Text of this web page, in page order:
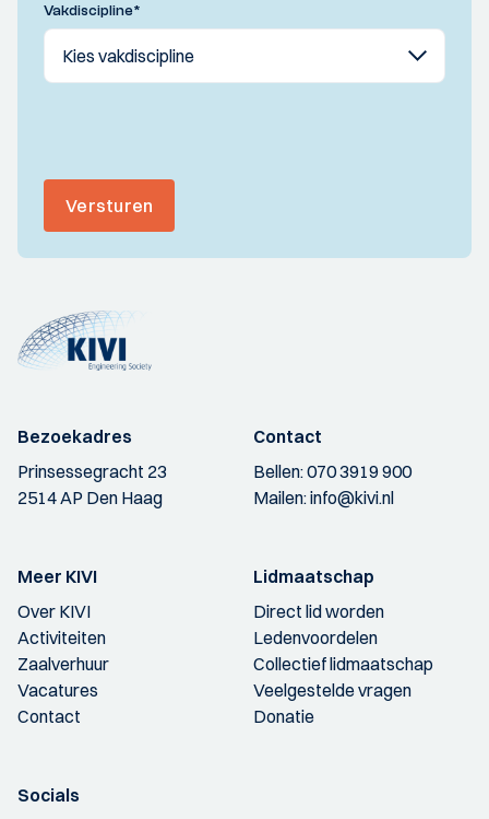
Vakdiscipline*
Versturen
Bezoekadres
Prinsessegracht 23
2514 AP Den Haag
Contact
Bellen:070 3919 900
Mailen:info@kivi.nl
Meer KIVI
Over KIVI
Activiteiten
Zaalverhuur
Vacatures
Contact
Lidmaatschap
Direct lid worden
Ledenvoordelen
Collectief lidmaatschap
Veelgestelde vragen
Donatie
Socials